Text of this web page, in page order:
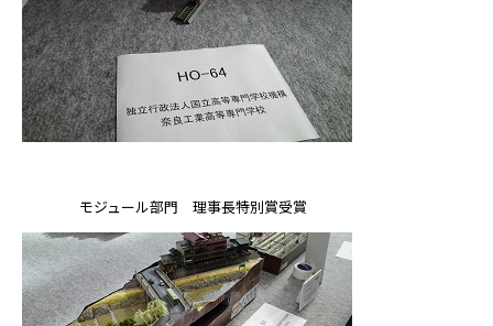
モジュール部門 理事長特別賞受賞